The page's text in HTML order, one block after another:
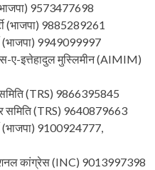
(भाजपा) 9573477698
(भाजपा) 9885289261
(भाजपा) 9949099997
ए-इत्तेहादुल मुस्लिमीन (AIMIM)
समिति (TRS) 9866395845
समिति (TRS) 9640879663
(भाजपा) 9100924777,
कांग्रेस (INC) 9013997398